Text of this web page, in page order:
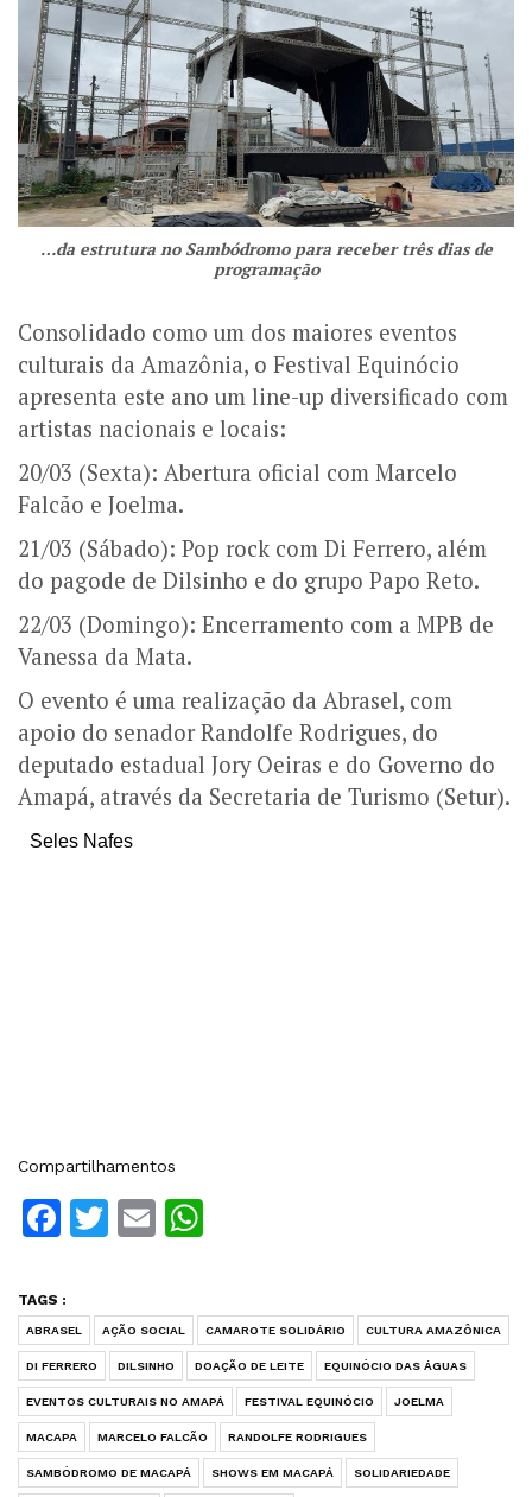
…da estrutura no Sambódromo para receber três dias de
programação
Consolidado como um dos maiores eventos
culturais da Amazônia, o Festival Equinócio
apresenta este ano um line-up diversificado com
artistas nacionais e locais:
20/03 (Sexta): Abertura oficial com Marcelo
Falcão e Joelma.
21/03 (Sábado): Pop rock com Di Ferrero, além
do pagode de Dilsinho e do grupo Papo Reto.
22/03 (Domingo): Encerramento com a MPB de
Vanessa da Mata.
O evento é uma realização da Abrasel, com
apoio do senador Randolfe Rodrigues, do
deputado estadual Jory Oeiras e do Governo do
Amapá, através da Secretaria de Turismo (Setur).
Seles Nafes
Compartilhamentos
Facebook
Twitter
Email
TAGS :
ABRASEL AÇÃO SOCIAL CAMAROTE SOLIDÁRIO CULTURA AMAZÔNICA
DI FERRERO DILSINHO DOAÇÃO DE LEITE EQUINÓCIO DAS ÁGUAS
EVENTOS CULTURAIS NO AMAPÁ FESTIVAL EQUINÓCIO JOELMA
MACAPA MARCELO FALCÃO RANDOLFE RODRIGUES
SAMBÓDROMO DE MACAPÁ SHOWS EM MACAPÁ SOLIDARIEDADE